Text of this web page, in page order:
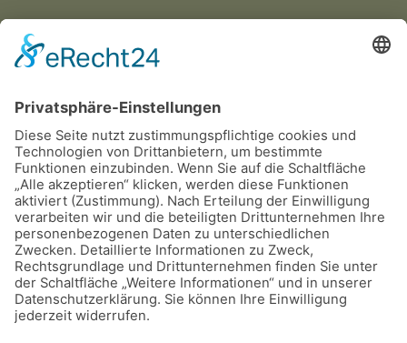
Dateien
RGA_krosigk_20180526
RGA_krosigk_20180527